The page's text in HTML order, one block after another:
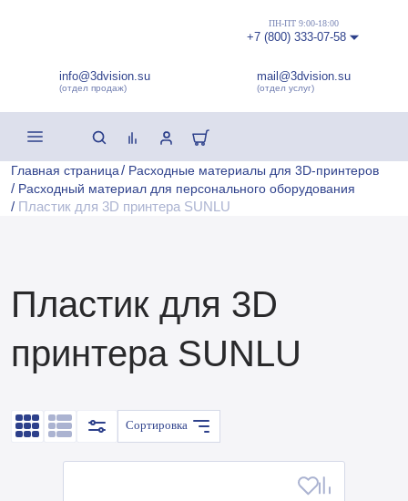
info@3dvision.su
(отдел продаж)
mail@3dvision.su
(отдел услуг)
ПН-ПТ 9:00-18:00
+7 (800) 333-07-58
Главная страница/ Расходные материалы для 3D-принтеров
/ Расходный материал для персонального оборудования
/ Пластик для 3D принтера SUNLU
Пластик для 3D
принтера SUNLU
Сортировка